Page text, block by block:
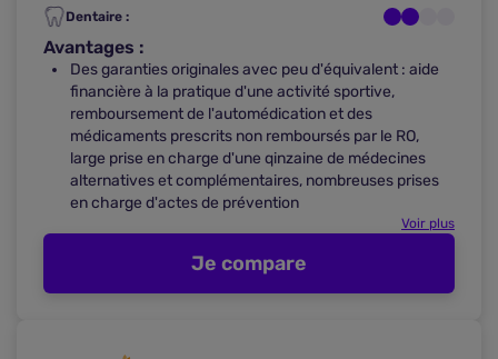
Dentaire :
Avantages :
Des garanties originales avec peu d'équivalent : aide
financière à la pratique d'une activité sportive,
remboursement de l'automédication et des
médicaments prescrits non remboursés par le RO,
large prise en charge d'une qinzaine de médecines
alternatives et complémentaires, nombreuses prises
en charge d'actes de prévention
Voir plus
Je compare